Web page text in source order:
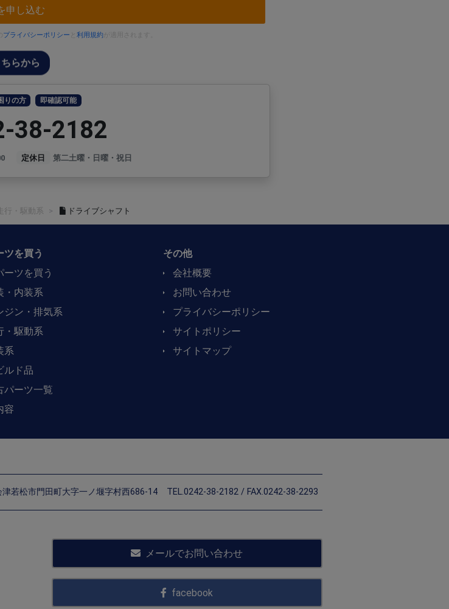
申し込む
プライバシーポリシー 利用規約 が適用されます。
らから
りの方 即確認可能
38-2182
定休日 第二土曜・日曜・祝日
行・駆動系 ドライブシャフト
ツを買う
ーツを買う
・内装系
ジン・排気系
・駆動系
系
ルド品
パーツ一覧
容
その他
会社概要
お問い合わせ
プライバシーポリシー
サイトポリシー
サイトマップ
津若松市門田町大字一ノ堰字村西686-14 TEL.0242-38-2182 / FAX.0242-38-2293
メールでお問い合わせ
facebook